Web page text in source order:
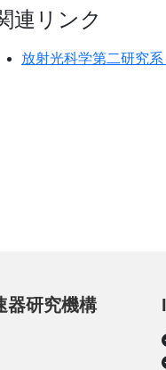
連リンク
放射光科学第二研究
器研究機構